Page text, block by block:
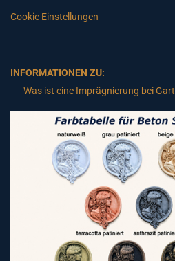
Cookie Einstellungen
INFORMATIONEN ZU:
Was ist eine Imprägnierung bei